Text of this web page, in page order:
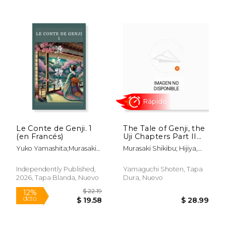
12% 6%
Le Conte de Genji. 1
(en Francés)
Yuko Yamashita;Murasaki
Independently Published,
2026, Tapa Blanda, Nuevo
The Tale of Genji, the
Uji Chapters Part II
(en Inglés)
Murasaki Shikibu; Hijiya,
Yamaguchi Shoten, Tapa
Dura, Nuevo